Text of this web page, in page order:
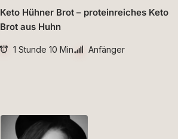
Keto Hühner Brot – proteinreiches Keto
Brot aus Huhn
1 Stunde 10 Min. Anfänger